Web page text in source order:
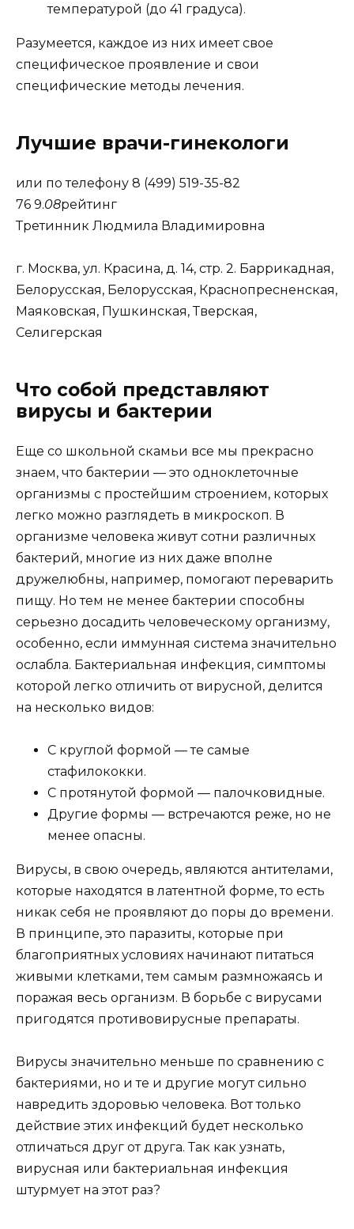
температурой (до 41 градуса).
Разумеется, каждое из них имеет свое
специфическое проявление и свои
специфические методы лечения.
Лучшие врачи-гинекологи
или по телефону 8 (499) 519-35-82
76 9.08рейтинг
Третинник Людмила Владимировна
г. Москва, ул. Красина, д. 14, стр. 2. Баррикадная,
Белорусская, Белорусская, Краснопресненская,
Маяковская, Пушкинская, Тверская,
Селигерская
Что собой представляют
вирусы и бактерии
Еще со школьной скамьи все мы прекрасно
знаем, что бактерии — это одноклеточные
организмы с простейшим строением, которых
легко можно разглядеть в микроскоп. В
организме человека живут сотни различных
бактерий, многие из них даже вполне
дружелюбны, например, помогают переварить
пищу. Но тем не менее бактерии способны
серьезно досадить человеческому организму,
особенно, если иммунная система значительно
ослабла. Бактериальная инфекция, симптомы
которой легко отличить от вирусной, делится
на несколько видов:
С круглой формой — те самые
стафилококки.
С протянутой формой — палочковидные.
Другие формы — встречаются реже, но не
менее опасны.
Вирусы, в свою очередь, являются антителами,
которые находятся в латентной форме, то есть
никак себя не проявляют до поры до времени.
В принципе, это паразиты, которые при
благоприятных условиях начинают питаться
живыми клетками, тем самым размножаясь и
поражая весь организм. В борьбе с вирусами
пригодятся противовирусные препараты.
Вирусы значительно меньше по сравнению с
бактериями, но и те и другие могут сильно
навредить здоровью человека. Вот только
действие этих инфекций будет несколько
отличаться друг от друга. Так как узнать,
вирусная или бактериальная инфекция
штурмует на этот раз?